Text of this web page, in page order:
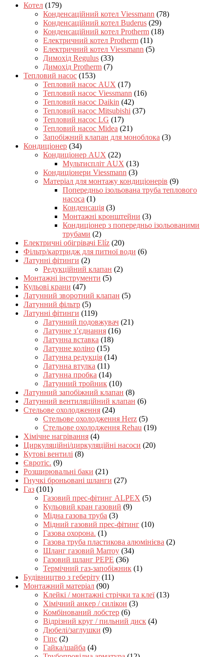
Котел (179)
Конденсаційний котел Viessmann (78)
Конденсаційний котел Buderus (29)
Конденсаційний котел Protherm (18)
Електричний котел Protherm (11)
Електричний котел Viessmann (5)
Димохід Regulus (33)
Димохід Protherm (7)
Тепловий насос (153)
Тепловий насос AUX (17)
Тепловий насос Viessmann (16)
Тепловий насос Daikin (42)
Тепловий насос Mitsubishi (37)
Тепловий насос LG (17)
Тепловий насос Midea (21)
Запобіжний клапан для моноблока (3)
Кондиціонер (34)
Кондиціонер AUX (22)
Мультиспліт AUX (13)
Кондиціонери Viessmann (3)
Матеріал для монтажу кондиціонерів (9)
Попередньо ізольована труба теплового
насоса (1)
Конденсація (3)
Монтажні кронштейни (3)
Кондиціонер з попередньо ізольованими
трубами (2)
Електричні обігрівачі Elíz (20)
Фільтр/картридж для питної води (6)
Латунні фітинги (2)
Редукційний клапан (2)
Монтажні інструменти (5)
Кульові крани (47)
Латунний зворотний клапан (5)
Латунний фільтр (5)
Латунні фітинги (119)
Латунний подовжувач (21)
Латунне з’єднання (16)
Латунна вставка (18)
Латунне коліно (15)
Латунна редукція (14)
Латунна втулка (11)
Латунна пробка (14)
Латунний тройник (10)
Латунний запобіжний клапан (8)
Латунний вентиляційний клапан (6)
Стельове охолодження (24)
Стельове охолодження Herz (5)
Стельове охолодження Rehau (19)
Хімічне нагрівання (4)
Циркуляційні/циркуляційні насоси (20)
Кутові вентилі (8)
Євротіс. (9)
Розширювальні баки (21)
Гнучкі броньовані шланги (27)
Газ (101)
Газовий прес-фітинг ALPEX (5)
Кульовий кран газовий (9)
Мідна газова труба (3)
Мідний газовий прес-фітинг (10)
Газова охорона. (1)
Газова труба пластикова алюмінієва (2)
Шланг газовий Marroy (34)
Газовий шланг PEPE (36)
Термічний газ-запобіжник (1)
Будівництво з геберіту (11)
Монтажний матеріал (90)
Клейкі / монтажні стрічки та клеї (13)
Хімічний анкер / силікон (3)
Комбінований лобстер (6)
Відрізний круг / пильний диск (4)
Дюбелі/заглушки (9)
Гіпс (2)
Гайка/шайба (4)